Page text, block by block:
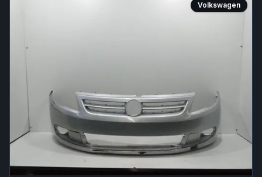
Volkswagen